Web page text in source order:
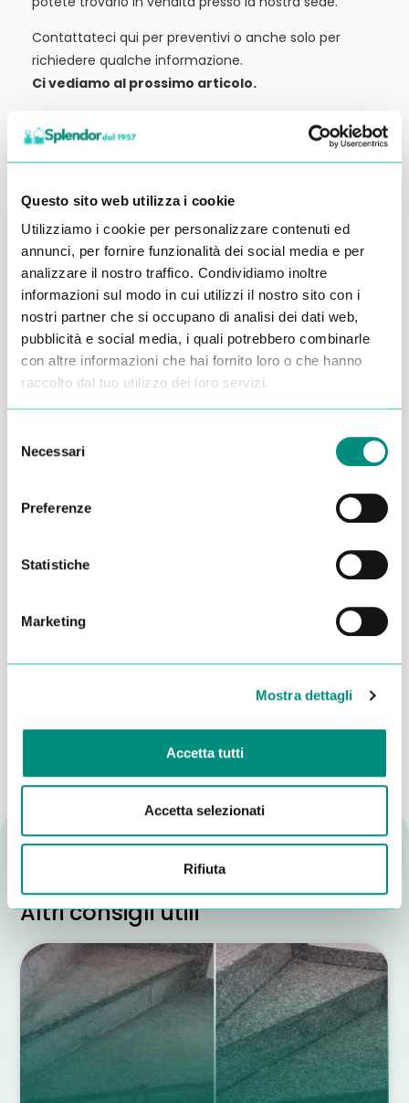
Questo sito web utilizza i cookie
Utilizziamo i cookie per personalizzare contenuti ed
annunci, per fornire funzionalità dei social media e per
analizzare il nostro traffico. Condividiamo inoltre
informazioni sul modo in cui utilizzi il nostro sito con i
nostri partner che si occupano di analisi dei dati web,
pubblicità e social media, i quali potrebbero combinarle
con altre informazioni che hai fornito loro o che hanno
raccolto dal tuo utilizzo dei loro servizi.
delNecessari
Preferenze
Statistiche
Marketing
Mostra dettagli
Accetta tutti
Accetta selezionati
Rifiuta
Contattateci qui per preventivi o anche solo per
richiedere qualche informazione.
Ci vediamo al prossimo articolo.
Inserisci i tuoi dati qui, ti ricontatteremo
entro 48 ore
Dichiaro di aver letto la
e acconsento al
Altri consigli utili